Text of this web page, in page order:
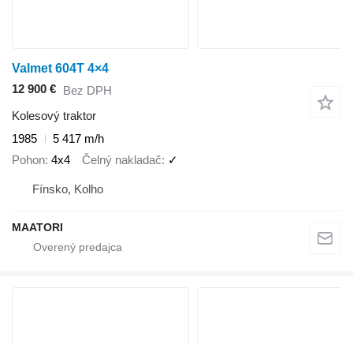
Valmet 604T 4×4
12 900 € Bez DPH
Kolesový traktor
1985
5 417 m/h
Pohon 4x4 Čelný nakladač ✓
Fínsko, Kolho
MAATORI